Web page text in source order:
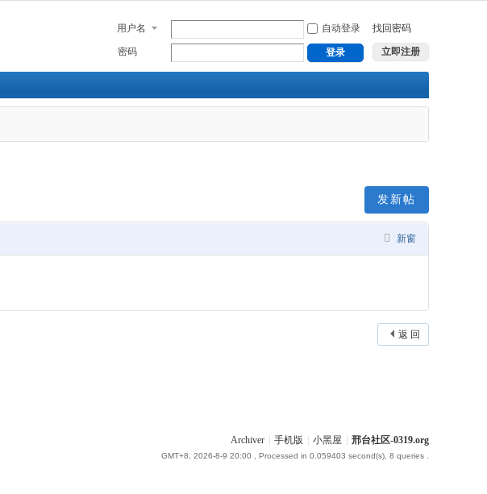
用户名 自动登录 找回密码
密码 登录 立即注册
发新帖
新窗
返 回
Archiver 手机版 小黑屋 邢台社区-0319.org
GMT+8, 2026-8-9 20:00 , Processed in 0.059403 second(s), 8 queries .